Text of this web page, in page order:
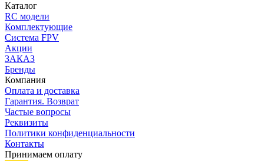
Каталог
RC модели
Комплектующие
Система FPV
Акции
ЗАКАЗ
Бренды
Компания
Оплата и доставка
Гарантия. Возврат
Частые вопросы
Реквизиты
Политики конфиденциальности
Контакты
Принимаем оплату